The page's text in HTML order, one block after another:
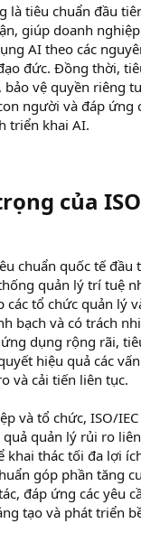
là tiêu chuẩn đầu
giúp doanh
AI theo các
đức. Đồng thời,
vệ quyền riêng
người và đáp ứng
triển khai AI.
của
chuẩn quốc tế đầu
quản lý trí tuệ
các tổ chức quản lý
bạch và có trách
dụng rộng rãi,
hiệu quả các
và cải tiến liên tục.
và tổ chức, ISO/
quản lý rủi ro
khai thác tối đa lợi
góp phần tăng
đáp ứng các yêu
tạo và phát triển